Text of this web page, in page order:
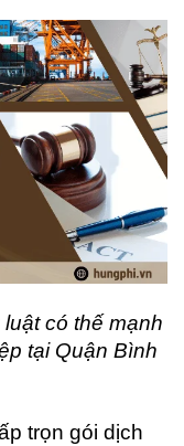
có thế mạnh
tại Quận Bình
trọn gói dịch